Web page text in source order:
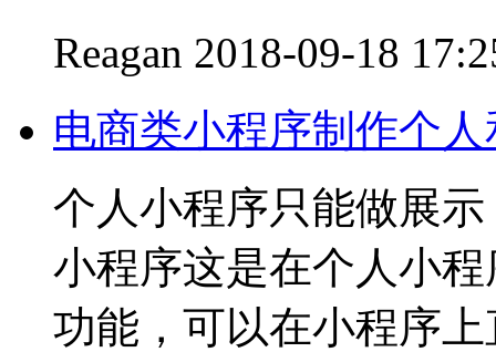
Reagan 2018-09-18
电商类小程序制作个
个人小程序只能做展
小程序这是在个人小
功能，可以在小程序